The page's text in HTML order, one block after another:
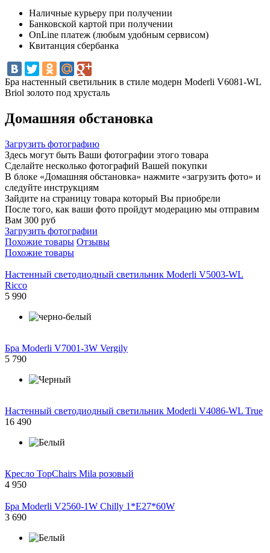
Наличные курьеру при получении
Банковской картой при получении
OnLine платеж (любым удобным сервисом)
Квитанция сбербанка
Бра настенный светильник в стиле модерн Moderli V6081-WL
Briol золото под хрусталь
Домашняя обстановка
Загрузить фотографию
Здесь могут быть Ваши фотографии этого товара
Сделайте несколько фотографий Вашей покупки
В блоке «Домашняя обстановка» нажмите «загрузить фото» и
следуйте инструкциям
Зайдите на страницу товара который Вы приобрели
После того, как ваши фото пройдут модерацию мы отправим
Вам 300 руб
Загрузить фотографии
Похожие товары Отзывы
Похожие товары
Настенный светодиодный светильник Moderli V5003-WL
Ricco
5 990
Бра Moderli V7001-3W Vergily
5 790
Настенный светодиодный светильник Moderli V4086-WL True
16 490
Кресло TopChairs Mila розовый
4 950
Бра Moderli V2560-1W Chilly 1*E27*60W
3 690